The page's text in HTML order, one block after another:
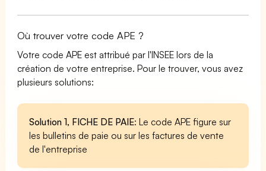
Où trouver votre code APE ?
Votre code APE est attribué par l'INSEE lors de la
création de votre entreprise. Pour le trouver, vous avez
plusieurs solutions:
Solution 1, FICHE DE PAIE: Le code APE figure sur
les bulletins de paie ou sur les factures de vente
de l'entreprise